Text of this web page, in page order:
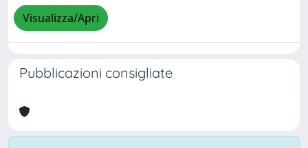
Visualizza/Apri
Pubblicazioni consigliate